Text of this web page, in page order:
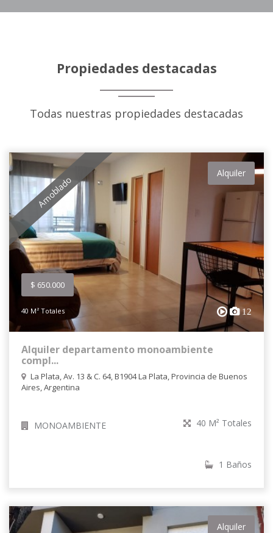
Propiedades destacadas
Todas nuestras propiedades destacadas
Amoblado
Alquiler
$ 650.000
40 M² Totales 12
Alquiler departamento monoambiente
compl...
La Plata, Av. 13 & C. 64, B1904 La Plata, Provincia de Buenos
Aires, Argentina
MONOAMBIENTE 40 M² Totales
1 Baños
Alquiler